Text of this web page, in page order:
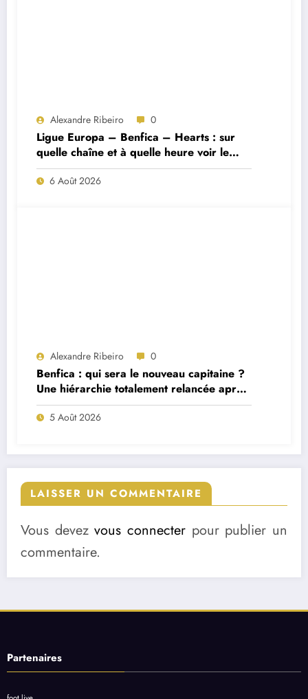
Alexandre Ribeiro 0
Ligue Europa – Benfica – Hearts : sur
quelle chaîne et à quelle heure voir le
match ?
6 Août 2026
Alexandre Ribeiro 0
Benfica : qui sera le nouveau capitaine ?
Une hiérarchie totalement relancée après
deux départs majeurs
5 Août 2026
LAISSER UN COMMENTAIRE
Vous devezvous connecter pour publier un
commentaire.
Partenaires